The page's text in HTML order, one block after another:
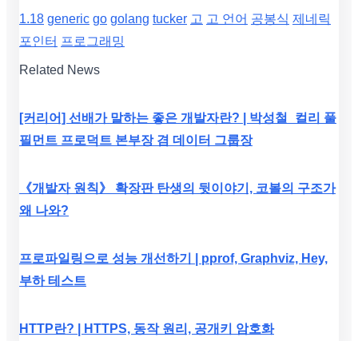
1.18 generic go golang tucker 고 고 언어 공봉식 제네릭
포인터 프로그래밍
Related News
[커리어] 선배가 말하는 좋은 개발자란? | 박성철_컬리 풀
필먼트 프로덕트 본부장 겸 데이터 그룹장
《개발자 원칙》 확장판 탄생의 뒷이야기, 코볼의 구조가
왜 나와?
프로파일링으로 성능 개선하기 | pprof, Graphviz, Hey,
부하 테스트
HTTP란? | HTTPS, 동작 원리, 공개키 암호화